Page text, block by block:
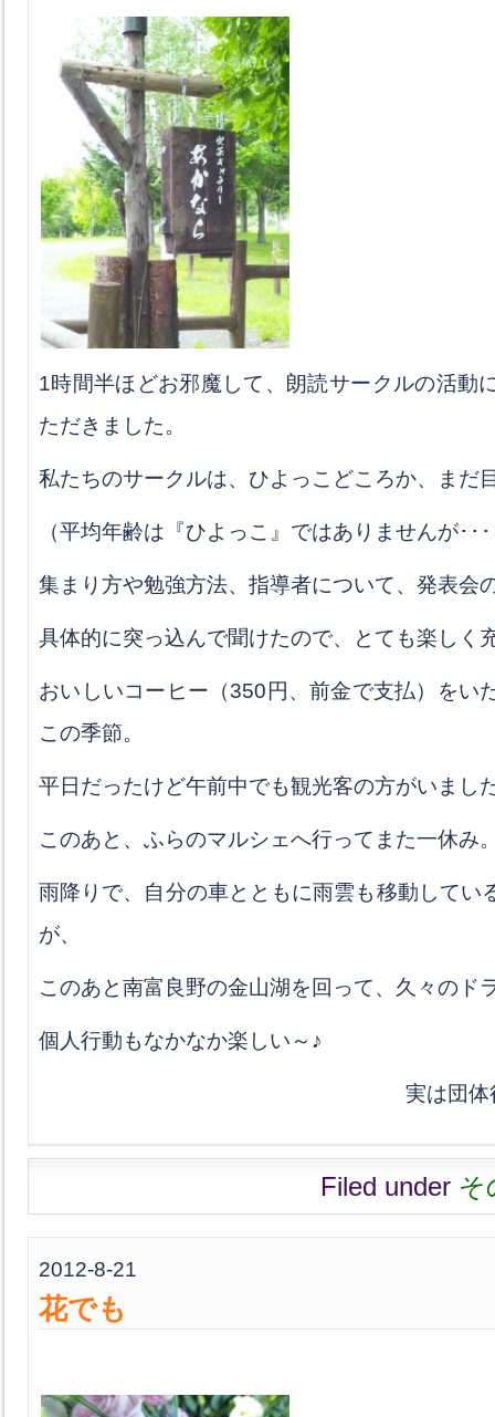
1時間半ほどお邪魔して、朗読サークルの活動
ただきました。
私たちのサークルは、ひよっこどころか、まだ
（平均年齢は『ひよっこ』ではありませんが･･
集まり方や勉強方法、指導者について、発表会
具体的に突っ込んで聞けたので、とても楽しく
おいしいコーヒー（350円、前金で支払）をい
この季節。
平日だったけど午前中でも観光客の方がいまし
このあと、ふらのマルシェへ行ってまた一休み
雨降りで、自分の車とともに雨雲も移動してい
が、
このあと南富良野の金山湖を回って、久々のド
個人行動もなかなか楽しい～♪
実は団
Filed under そ
2012-8-21
花でも